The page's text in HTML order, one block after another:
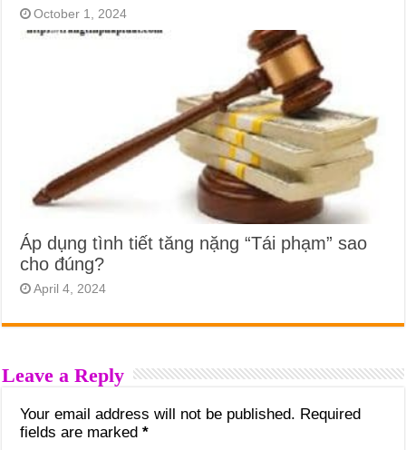
October 1, 2024
Áp dụng tình tiết tăng nặng “Tái phạm” sao
cho đúng?
April 4, 2024
Leave a Reply
Your email address will not be published. Required
fields are marked*